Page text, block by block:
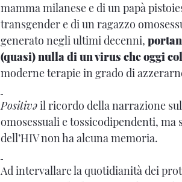
mamma milanese e di un papà
transgender e di un ragazzo
generato negli ultimi decenni,
(quasi) nulla di un virus che oggi
moderne terapie in grado di
Positivəil ricordo della narrazione
omosessuali e tossicodipendenti,
dell’HIV non ha alcuna memoria.
Ad intervallare la quotidianità dei